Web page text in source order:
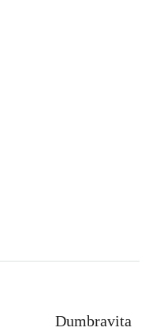
Dumbravita